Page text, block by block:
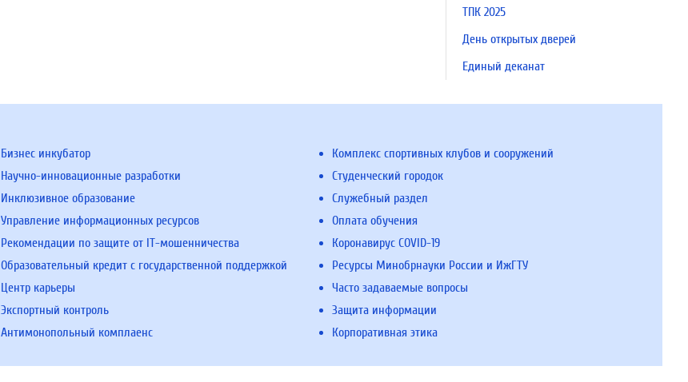
ТПК 2025
День открытых дверей
Единый деканат
Бизнес инкубатор
Научно-инновационные разработки
Инклюзивное образование
Управление информационных ресурсов
Рекомендации по защите от IT-мошенничества
Образовательный кредит с государственной поддержкой
Центр карьеры
Экспортный контроль
Антимонопольный комплаенс
Комплекс спортивных клубов и сооружений
Студенческий городок
Служебный раздел
Оплата обучения
Коронавирус COVID-19
Ресурсы Минобрнауки России и ИжГТУ
Часто задаваемые вопросы
Защита информации
Корпоративная этика